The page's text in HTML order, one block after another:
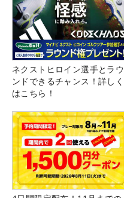
ネクストヒロイン選手とラウ
ンドできるチャンス！詳しく
はこちら！